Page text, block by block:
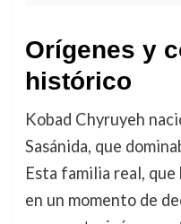
Orígenes y
histórico
Kobad Chyruyeh
Sasánida, que
Esta familia real,
en un momento de